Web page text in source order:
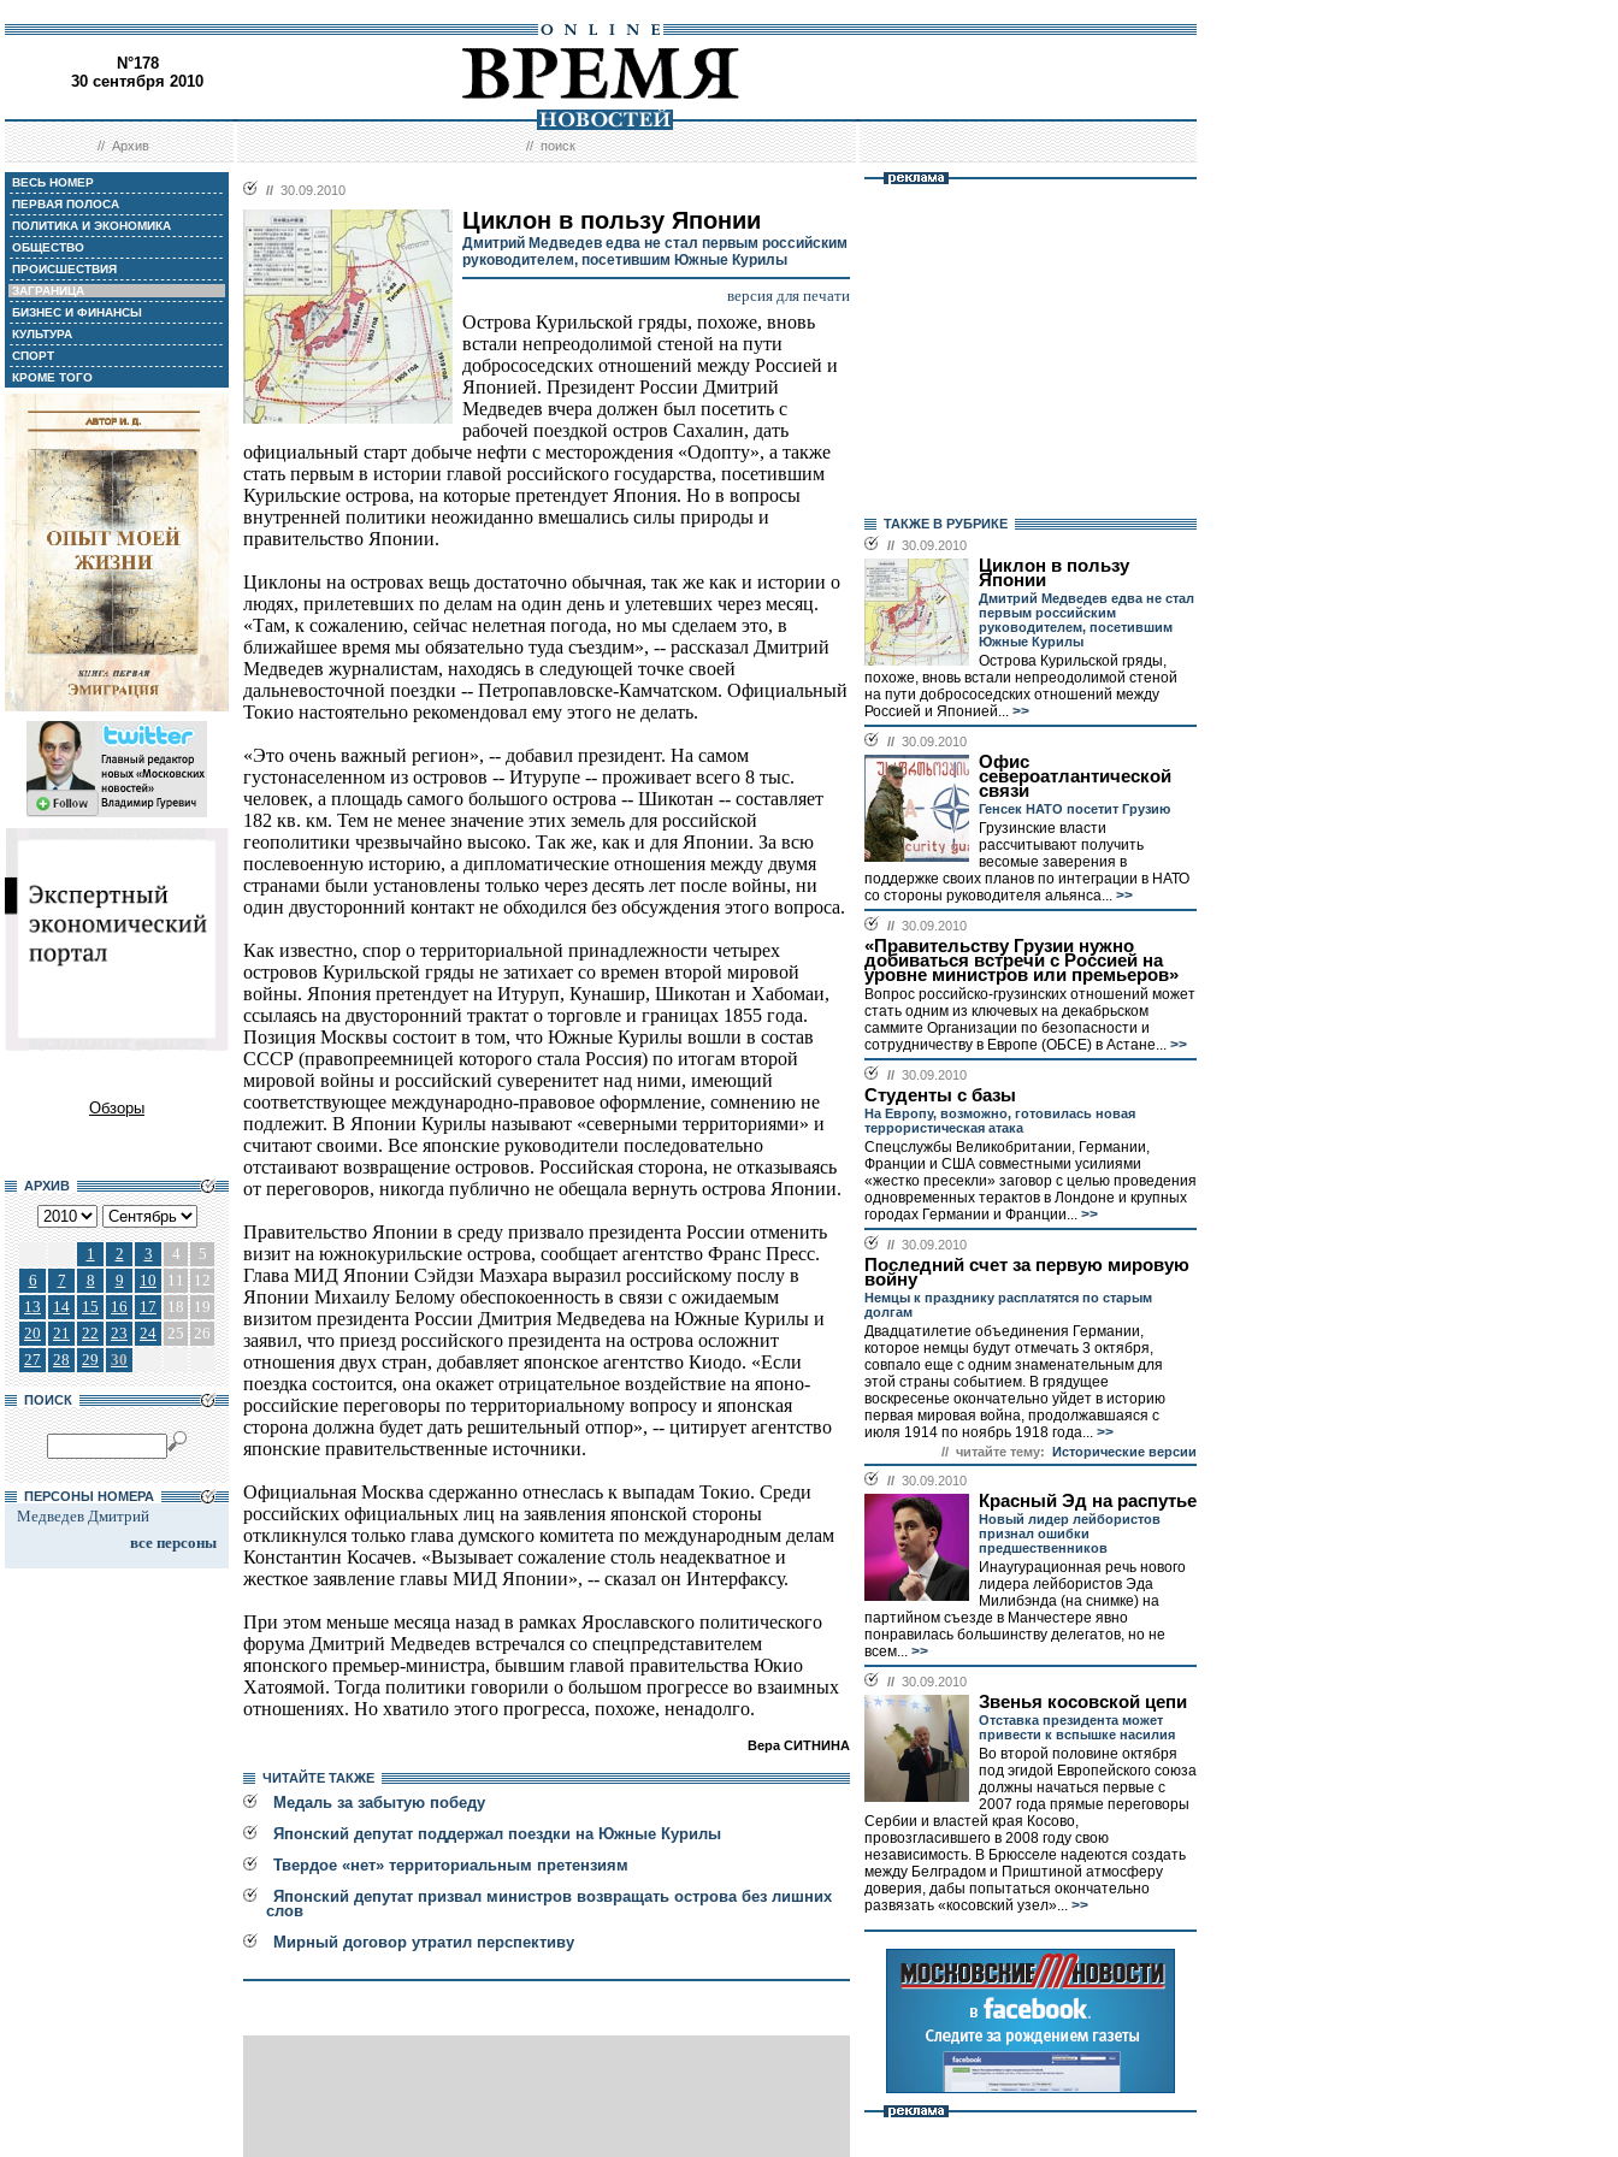
N°178
30 сентября 2010
//Архив //поиск
ВЕСЬ НОМЕР
ПЕРВАЯ ПОЛОСА
ПОЛИТИКА И ЭКОНОМИКА
ОБЩЕСТВО
ПРОИСШЕСТВИЯ
ЗАГРАНИЦА
БИЗНЕС И ФИНАНСЫ
КУЛЬТУРА
СПОРТ
КРОМЕ ТОГО
Обзоры
АРХИВ
1 2 3 4
5
6
7 8 9 10 11
12
13
14 15 16 17 18
19
20
21 22 23 24 25 26
27
28 29 30
ПОИСК
ПЕРСОНЫ НОМЕРА
Медведев Дмитрий
все персоны
// 30.09.2010
Циклон в пользу Японии
Дмитрий Медведев едва не стал первым российским
руководителем, посетившим Южные Курилы
версия для печати
Острова Курильской гряды, похоже, вновь
встали непреодолимой стеной на пути
добрососедских отношений между Россией и
Японией. Президент России Дмитрий
Медведев вчера должен был посетить с
рабочей поездкой остров Сахалин, дать
официальный старт добыче нефти с месторождения «Одопту», а также
стать первым в истории главой российского государства, посетившим
Курильские острова, на которые претендует Япония. Но в вопросы
внутренней политики неожиданно вмешались силы природы и
правительство Японии.
Циклоны на островах вещь достаточно обычная, так же как и истории о
людях, прилетевших по делам на один день и улетевших через месяц.
«Там, к сожалению, сейчас нелетная погода, но мы сделаем это, в
ближайшее время мы обязательно туда съездим», -- рассказал Дмитрий
Медведев журналистам, находясь в следующей точке своей
дальневосточной поездки -- Петропавловске-Камчатском. Официальный
Токио настоятельно рекомендовал ему этого не делать.
«Это очень важный регион», -- добавил президент. На самом
густонаселенном из островов -- Итурупе -- проживает всего 8 тыс.
человек, а площадь самого большого острова -- Шикотан -- составляет
182 кв. км. Тем не менее значение этих земель для российской
геополитики чрезвычайно высоко. Так же, как и для Японии. За всю
послевоенную историю, а дипломатические отношения между двумя
странами были установлены только через десять лет после войны, ни
один двусторонний контакт не обходился без обсуждения этого вопроса.
Как известно, спор о территориальной принадлежности четырех
островов Курильской гряды не затихает со времен второй мировой
войны. Япония претендует на Итуруп, Кунашир, Шикотан и Хабомаи,
ссылаясь на двусторонний трактат о торговле и границах 1855 года.
Позиция Москвы состоит в том, что Южные Курилы вошли в состав
СССР (правопреемницей которого стала Россия) по итогам второй
мировой войны и российский суверенитет над ними, имеющий
соответствующее международно-правовое оформление, сомнению не
подлежит. В Японии Курилы называют «северными территориями» и
считают своими. Все японские руководители последовательно
отстаивают возвращение островов. Российская сторона, не отказываясь
от переговоров, никогда публично не обещала вернуть острова Японии.
Правительство Японии в среду призвало президента России отменить
визит на южнокурильские острова, сообщает агентство Франс Пресс.
Глава МИД Японии Сэйдзи Маэхара выразил российскому послу в
Японии Михаилу Белому обеспокоенность в связи с ожидаемым
визитом президента России Дмитрия Медведева на Южные Курилы и
заявил, что приезд российского президента на острова осложнит
отношения двух стран, добавляет японское агентство Киодо. «Если
поездка состоится, она окажет отрицательное воздействие на японо-
российские переговоры по территориальному вопросу и японская
сторона должна будет дать решительный отпор», -- цитирует агентство
японские правительственные источники.
Официальная Москва сдержанно отнеслась к выпадам Токио. Среди
российских официальных лиц на заявления японской стороны
откликнулся только глава думского комитета по международным делам
Константин Косачев. «Вызывает сожаление столь неадекватное и
жесткое заявление главы МИД Японии», -- сказал он Интерфаксу.
При этом меньше месяца назад в рамках Ярославского политического
форума Дмитрий Медведев встречался со спецпредставителем
японского премьер-министра, бывшим главой правительства Юкио
Хатоямой. Тогда политики говорили о большом прогрессе во взаимных
отношениях. Но хватило этого прогресса, похоже, ненадолго.
Вера СИТНИНА
ЧИТАЙТЕ ТАКЖЕ
Медаль за забытую победу
Японский депутат поддержал поездки на Южные Курилы
Твердое «нет» территориальным претензиям
Японский депутат призвал министров возвращать острова без лишних
слов
Мирный договор утратил перспективу
ТАКЖЕ В РУБРИКЕ
// 30.09.2010
Циклон в пользу
Японии
Дмитрий Медведев едва не стал
первым российским
руководителем, посетившим
Южные Курилы
Острова Курильской гряды,
похоже, вновь встали непреодолимой стеной
на пути добрососедских отношений между
Россией и Японией... >>
// 30.09.2010
Офис
североатлантической
связи
Генсек НАТО посетит Грузию
Грузинские власти
рассчитывают получить
весомые заверения в
поддержке своих планов по интеграции в НАТО
со стороны руководителя альянса... >>
// 30.09.2010
«Правительству Грузии нужно
добиваться встречи с Россией на
уровне министров или премьеров»
Вопрос российско-грузинских отношений может
стать одним из ключевых на декабрьском
саммите Организации по безопасности и
сотрудничеству в Европе (ОБСЕ) в Астане... >>
// 30.09.2010
Студенты с базы
На Европу, возможно, готовилась новая
террористическая атака
Спецслужбы Великобритании, Германии,
Франции и США совместными усилиями
«жестко пресекли» заговор с целью проведения
одновременных терактов в Лондоне и крупных
городах Германии и Франции... >>
// 30.09.2010
Последний счет за первую мировую
войну
Немцы к празднику расплатятся по старым
долгам
Двадцатилетие объединения Германии,
которое немцы будут отмечать 3 октября,
совпало еще с одним знаменательным для
этой страны событием. В грядущее
воскресенье окончательно уйдет в историю
первая мировая война, продолжавшаяся с
июля 1914 по ноябрь 1918 года... >>
// читайте тему: Исторические версии
// 30.09.2010
Красный Эд на распутье
Новый лидер лейбористов
признал ошибки
предшественников
Инаугурационная речь нового
лидера лейбористов Эда
Милибэнда (на снимке) на
партийном съезде в Манчестере явно
понравилась большинству делегатов, но не
всем... >>
// 30.09.2010
Звенья косовской цепи
Отставка президента может
привести к вспышке насилия
Во второй половине октября
под эгидой Европейского союза
должны начаться первые с
2007 года прямые переговоры
Сербии и властей края Косово,
провозгласившего в 2008 году свою
независимость. В Брюсселе надеются создать
между Белградом и Приштиной атмосферу
доверия, дабы попытаться окончательно
развязать «косовский узел»... >>